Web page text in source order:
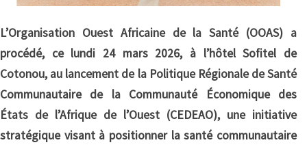
L’Organisation Ouest Africaine de la Santé (OOAS) a
procédé, ce lundi 24 mars 2026, à l’hôtel Sofitel de
Cotonou, au lancement de la Politique Régionale de Santé
Communautaire de la Communauté Économique des
États de l’Afrique de l’Ouest (CEDEAO), une initiative
stratégique visant à positionner la santé communautaire